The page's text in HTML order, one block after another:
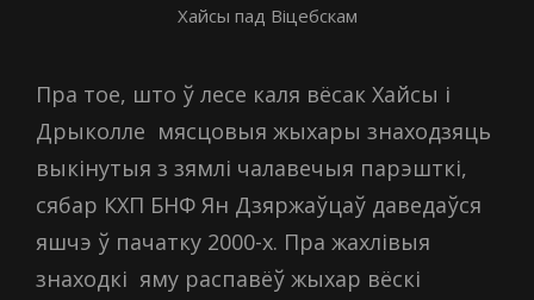
Хайсы пад Віцебскам
Пра тое, што ў лесе каля вёсак Хайсы і
Дрыколле мясцовыя жыхары знаходзяць
выкінутыя з зямлі чалавечыя парэшткі,
cябар КХП БНФ Ян Дзяржаўцаў даведаўся
яшчэ ў пачатку 2000-х. Пра жахлівыя
знаходкі яму распавёў жыхар вёскі